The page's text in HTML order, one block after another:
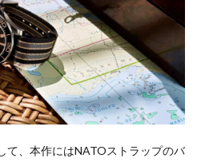
て、本作にはNATOストラップのバ